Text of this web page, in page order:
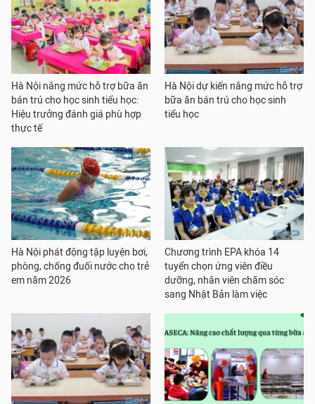
Hà Nội nâng mức hỗ trợ bữa ăn
bán trú cho học sinh tiểu học:
Hiệu trưởng đánh giá phù hợp
thực tế
Hà Nội dự kiến nâng mức hỗ trợ
bữa ăn bán trú cho học sinh
tiểu học
Hà Nội phát động tập luyện bơi,
phòng, chống đuối nước cho trẻ
em năm 2026
Chương trình EPA khóa 14
tuyển chọn ứng viên điều
dưỡng, nhân viên chăm sóc
sang Nhật Bản làm việc